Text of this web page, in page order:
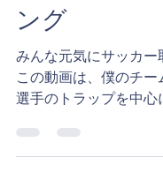
ング
みんな元気にサッカー
この動画は、僕のチー
選手のトラップを中心
川崎フロンターレ→ジ
FCです。 ボールを止